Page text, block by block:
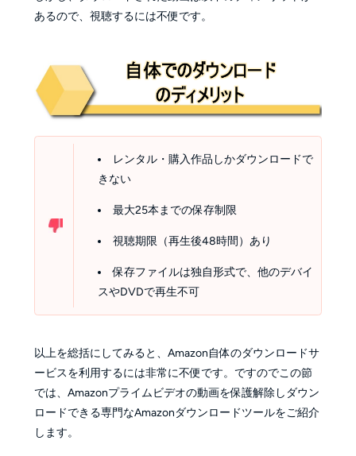
あるので、視聴するには不便です。
レンタル・購入作品しかダウンロードで
きない
最大25本までの保存制限
視聴期限（再生後48時間）あり
保存ファイルは独自形式で、他のデバイ
スやDVDで再生不可
以上を総括にしてみると、Amazon自体のダウンロードサ
ービスを利用するには非常に不便です。ですのでこの節
では、Amazonプライムビデオの動画を保護解除しダウン
ロードできる専門なAmazonダウンロードツールをご紹介
します。